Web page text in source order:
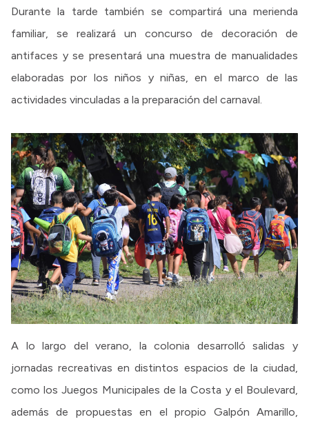
Durante la tarde también se compartirá una merienda
familiar, se realizará un concurso de decoración de
antifaces y se presentará una muestra de manualidades
elaboradas por los niños y niñas, en el marco de las
actividades vinculadas a la preparación del carnaval.
A lo largo del verano, la colonia desarrolló salidas y
jornadas recreativas en distintos espacios de la ciudad,
como los Juegos Municipales de la Costa y el Boulevard,
además de propuestas en el propio Galpón Amarillo,